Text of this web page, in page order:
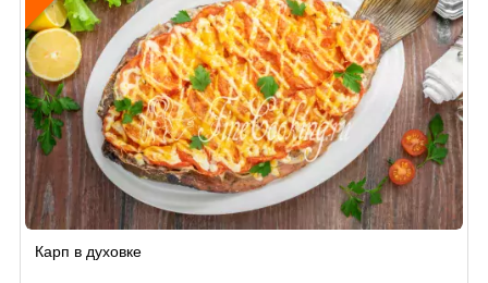
поКарп в духовке